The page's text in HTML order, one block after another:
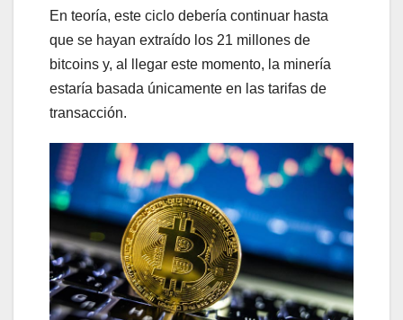
En teoría, este ciclo debería continuar hasta
que se hayan extraído los 21 millones de
bitcoins y, al llegar este momento, la minería
estaría basada únicamente en las tarifas de
transacción.